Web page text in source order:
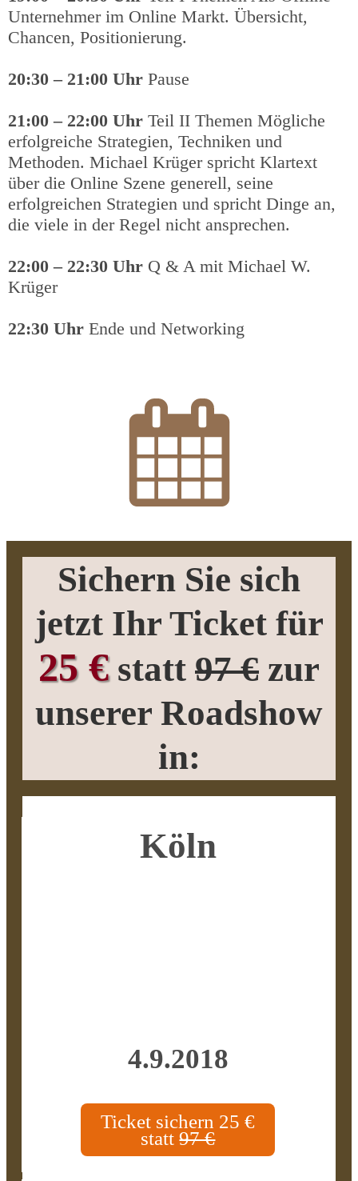
Unternehmer im Online Markt. Übersicht,
Chancen, Positionierung.
20:30 – 21:00 Uhr Pause
21:00 – 22:00 Uhr Teil II Themen Mögliche
erfolgreiche Strategien, Techniken und
Methoden. Michael Krüger spricht Klartext
über die Online Szene generell, seine
erfolgreichen Strategien und spricht Dinge an,
die viele in der Regel nicht ansprechen.
22:00 – 22:30 Uhr Q & A mit Michael W.
Krüger
22:30 Uhr Ende und Networking
Sichern Sie sich
jetzt Ihr Ticket für
25 € statt 97 € zur
unserer Roadshow
in:
Köln
4.9.2018
Ticket sichern 25 €
statt97 €